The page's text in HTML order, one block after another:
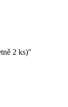
2 ks)"